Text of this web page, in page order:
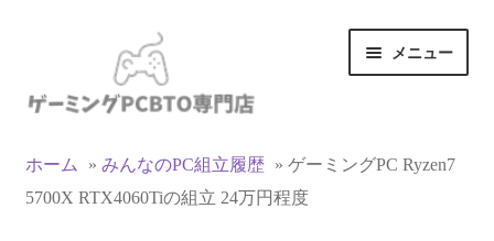
ゲ
ョ
ン
テ
へ
ス
メニュー
マイアカウント
ホーム » みんなのPC組立履歴 » ゲーミングPC Ryzen7
5700X RTX4060Tiの組立 24万円程度